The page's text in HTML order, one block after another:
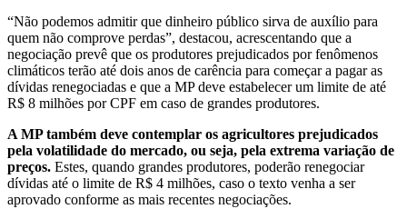
“Não podemos admitir que dinheiro público sirva de auxílio para
quem não comprove perdas”, destacou, acrescentando que a
negociação prevê que os produtores prejudicados por fenômenos
climáticos terão até dois anos de carência para começar a pagar as
dívidas renegociadas e que a MP deve estabelecer um limite de até
R$ 8 milhões por CPF em caso de grandes produtores.
A MP também deve contemplar os agricultores prejudicados
pela volatilidade do mercado, ou seja, pela extrema variação de
preços. Estes, quando grandes produtores, poderão renegociar
dívidas até o limite de R$ 4 milhões, caso o texto venha a ser
aprovado conforme as mais recentes negociações.